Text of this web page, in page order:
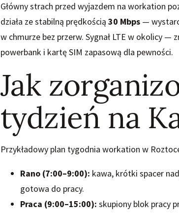
Główny strach przed wyjazdem na workation
działa ze stabilną prędkością 30 Mbps —
w chmurze bez przerw. Sygnał LTE w okolicy
powerbank i kartę SIM zapasową dla pewności.
Jak
tydzień na
Przykładowy plan tygodnia workation w
Rano (7:00–9:00): kawa, krótki spacer
gotowa do pracy.
Praca (9:00–15:00): skupiony blok pracy